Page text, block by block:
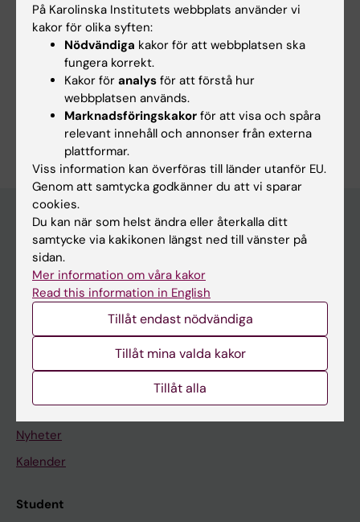
Dermatologi och venereologi
Immunologi inom det medicinska området
Infektionsmedicin
Mikrobiologi inom det medicinska området
Är du Susanne Inga-Stina Nylén?
Redigera din profil
Huvudmeny
Utbildning
Forskarutbildning
Forskning
På gång
Nyheter
Kalender
Student
På Karolinska Institutets webbplats använder vi
kakor för olika syften:
Nödvändiga kakor för att webbplatsen ska
fungera korrekt.
Kakor för analys för att förstå hur
webbplatsen används.
Marknadsföringskakor för att visa och spåra
relevant innehåll och annonser från externa
plattformar.
Viss information kan överföras till länder utanför EU.
Genom att samtycka godkänner du att vi sparar
cookies.
Du kan när som helst ändra eller återkalla ditt
samtycke via kakikonen längst ned till vänster på
sidan.
Mer information om våra kakor
Read this information in English
Tillåt endast nödvändiga
Tillåt mina valda kakor
Tillåt alla